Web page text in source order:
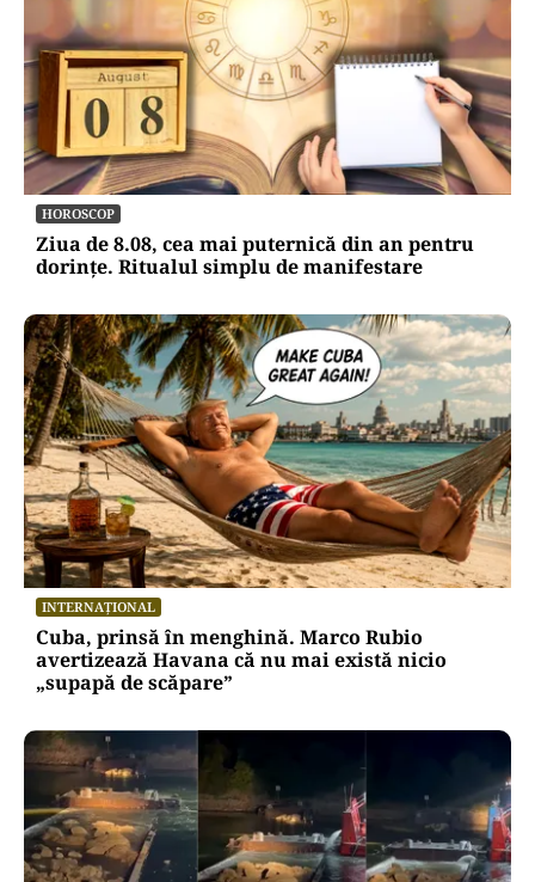
HOROSCOP
Ziua de 8.08, cea mai puternică din an pentru
dorințe. Ritualul simplu de manifestare
INTERNAȚIONAL
Cuba, prinsă în menghină. Marco Rubio
avertizează Havana că nu mai există nicio
„supapă de scăpare”